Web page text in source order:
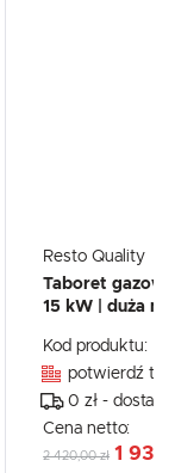
Resto Quality
Taboret
15 kW | duża
Kod produktu:
potwierdź
0 zł -
Cena netto:
2 420,00 zł 1